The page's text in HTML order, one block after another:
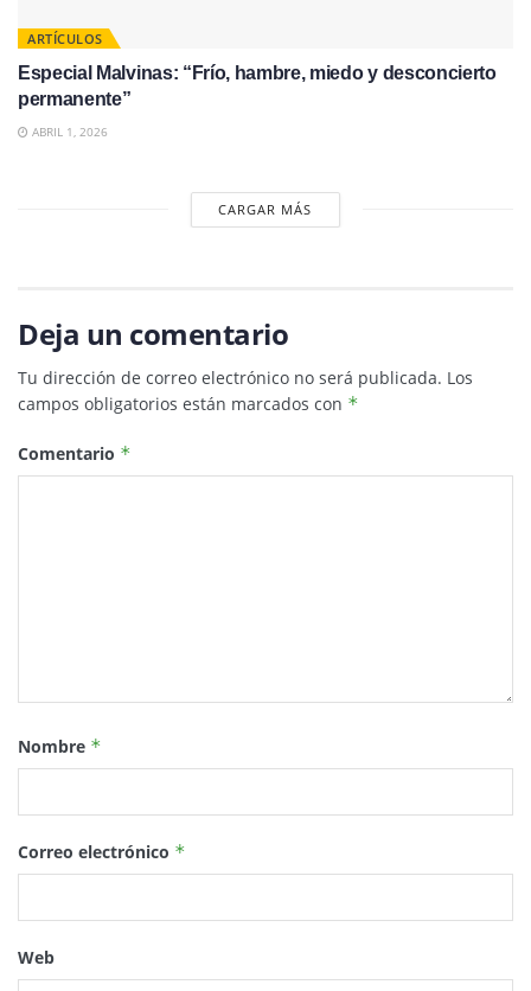
ARTÍCULOS
Especial Malvinas: “Frío, hambre, miedo y desconcierto
permanente”
ABRIL 1, 2026
CARGAR MÁS
Deja un comentario
Tu dirección de correo electrónico no será publicada. Los
campos obligatorios están marcados con *
Comentario *
Nombre *
Correo electrónico *
Web